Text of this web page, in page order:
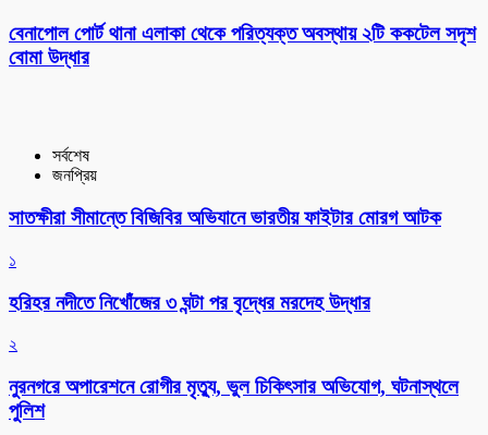
বেনাপোল পোর্ট থানা এলাকা থেকে পরিত্যক্ত অবস্থায় ২টি ককটেল সদৃশ
বোমা উদ্ধার
সর্বশেষ
জনপ্রিয়
সাতক্ষীরা সীমান্তে বিজিবির অভিযানে ভারতীয় ফাইটার মোরগ আটক
১
হরিহর নদীতে নিখোঁজের ৩ ঘন্টা পর বৃদ্ধের মরদেহ উদ্ধার
২
নুরনগরে অপারেশনে রোগীর মৃত্যু, ভুল চিকিৎসার অভিযোগ, ঘটনাস্থলে
পুলিশ